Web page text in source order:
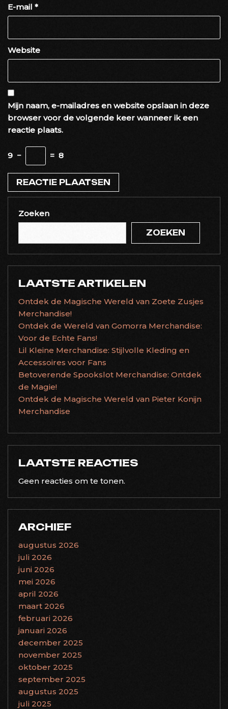
E-mail *
Website
Mijn naam, e-mailadres en website opslaan in deze
browser voor de volgende keer wanneer ik een
reactie plaats.
9 − = 8
Zoeken
ZOEKEN
LAATSTE ARTIKELEN
Ontdek de Magische Wereld van Zoete Zusjes
Merchandise!
Ontdek de Wereld van Gomorra Merchandise:
Voor de Echte Fans!
Lil Kleine Merchandise: Stijlvolle Kleding en
Accessoires voor Fans
Betoverende Spookslot Merchandise: Ontdek
de Magie!
Ontdek de Magische Wereld van Pieter Konijn
Merchandise
LAATSTE REACTIES
Geen reacties om te tonen.
ARCHIEF
augustus 2026
juli 2026
juni 2026
mei 2026
april 2026
maart 2026
februari 2026
januari 2026
december 2025
november 2025
oktober 2025
september 2025
augustus 2025
juli 2025